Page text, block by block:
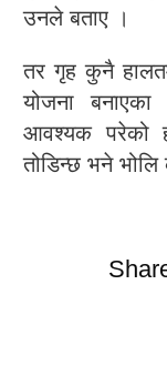
उनले बताए ।
तर गृह कुनै
योजना
आवश्यक परेको
तोडिन्छ भने